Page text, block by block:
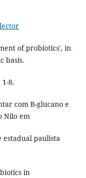
of probiotics', in
basis.
8.
com B-glucano e
Nilo em
estadual paulista
in